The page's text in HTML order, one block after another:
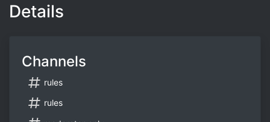
Details
Channels
rules
rules